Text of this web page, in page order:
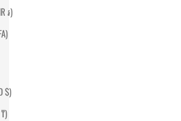
Kambodscha (KHR ៛)
CFA)
Niederlande (USD $)
Kasachstan (KZT ₸)